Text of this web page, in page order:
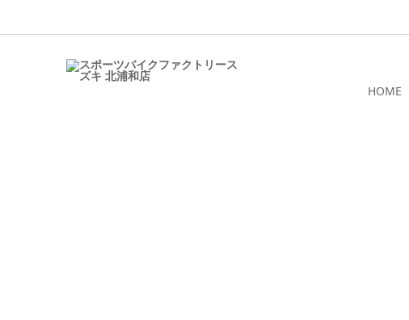
HOME